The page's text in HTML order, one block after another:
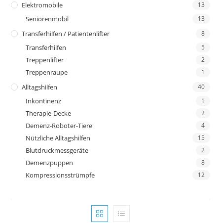
Elektromobile 13
Seniorenmobil 13
Transferhilfen / Patientenlifter 8
Transferhilfen 5
Treppenlifter 2
Treppenraupe 1
Alltagshilfen 40
Inkontinenz 1
Therapie-Decke 2
Demenz-Roboter-Tiere 4
Nützliche Alltagshilfen 15
Blutdruckmessgeräte 2
Demenzpuppen 8
Kompressionsstrümpfe 12